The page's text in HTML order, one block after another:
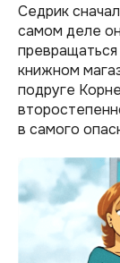
Седрик
самом деле
книжном
подруге
в самого